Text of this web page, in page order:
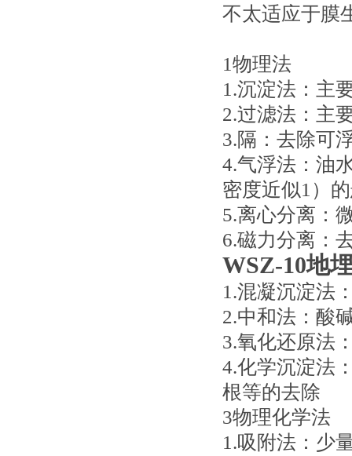
不太适应于膜
1物理法
1.沉淀法：主
2.过滤法：主
3.隔：去除可
4.气浮法：油
密度近似1）
5.离心分离：
6.磁力分离：
WSZ-10地
1.混凝沉淀法
2.中和法：酸
3.氧化还原法
4.化学沉淀法
根等的去除
3物理化学法
1.吸附法：少